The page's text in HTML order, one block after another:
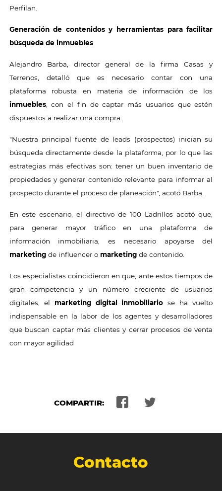
Perfilan.
Generación de contenidos y herramientas para facilitar
búsqueda de inmuebles
Alejandro Barba, director general de la firma Casas y
Terrenos, detalló que es necesario contar con una
plataforma robusta en materia de información de los
inmuebles, con el fin de captar más usuarios que estén
dispuestos a realizar una compra.
"Nuestra principal fuente de leads (prospectos) inician su
búsqueda directamente desde la plataforma, por lo que las
estrategias más efectivas son: tener un buen inventario de
propiedades y generar contenido relevante para informar al
prospecto durante el proceso de planeación", acotó Barba.
En este escenario, el directivo de 100 Ladrillos acotó que,
para generar mayor tráfico en una plataforma de
información inmobiliaria, es necesario apoyarse del
marketingde influencer o marketing de contenido.
Los especialistas coincidieron en que, ante estos tiempos de
gran competencia y un número creciente de usuarios
digitales, el marketing digital inmobiliario se ha vuelto
indispensable en la labor de los agentes y desarrolladores
que buscan captar más clientes y cerrar procesos de venta
con mayor agilidad
COMPARTIR:
Contacto